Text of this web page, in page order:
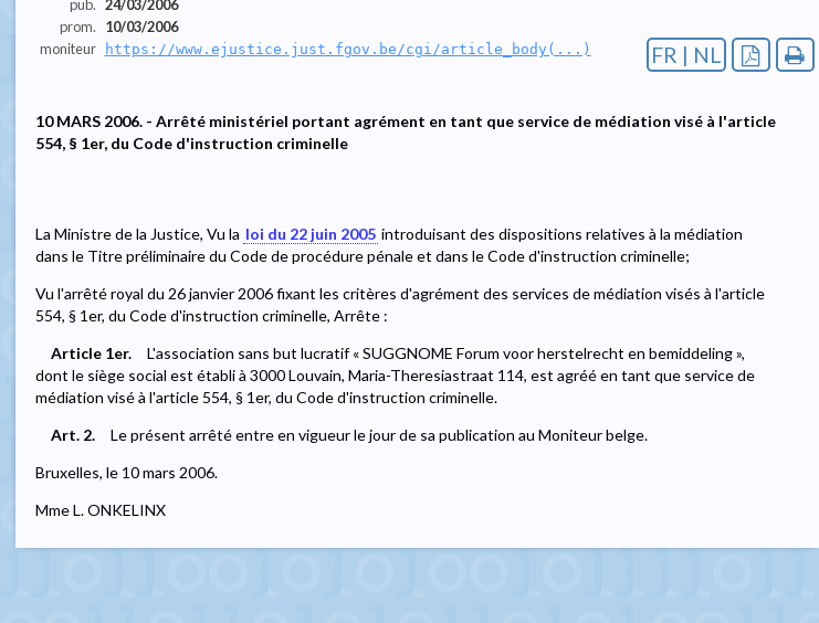
pub. 24/03/2006
prom.
10/03/2006
moniteur
https://www.ejustice.just.fgov.be/cgi/article_body(...) FR | NL
10 MARS 2006. - Arrêté ministériel portant agrément en tant que service de médiation visé à l'article
554, § 1er, du Code d'instruction criminelle
La Ministre de la Justice, Vu la loi du 22 juin 2005 introduisant des dispositions relatives à la médiation
dans le Titre préliminaire du Code de procédure pénale et dans le Code d'instruction criminelle;
Vu l'arrêté royal du 26 janvier 2006 fixant les critères d'agrément des services de médiation visés à l'article
554, § 1er, du Code d'instruction criminelle, Arrête :
Article 1er.
L'association sans but lucratif « SUGGNOME Forum voor herstelrecht en bemiddeling »,
dont le siège social est établi à 3000 Louvain, Maria-Theresiastraat 114, est agréé en tant que service de
médiation visé à l'article 554, § 1er, du Code d'instruction criminelle.
Art. 2.
Le présent arrêté entre en vigueur le jour de sa publication au Moniteur belge.
Bruxelles, le 10 mars 2006.
Mme L. ONKELINX